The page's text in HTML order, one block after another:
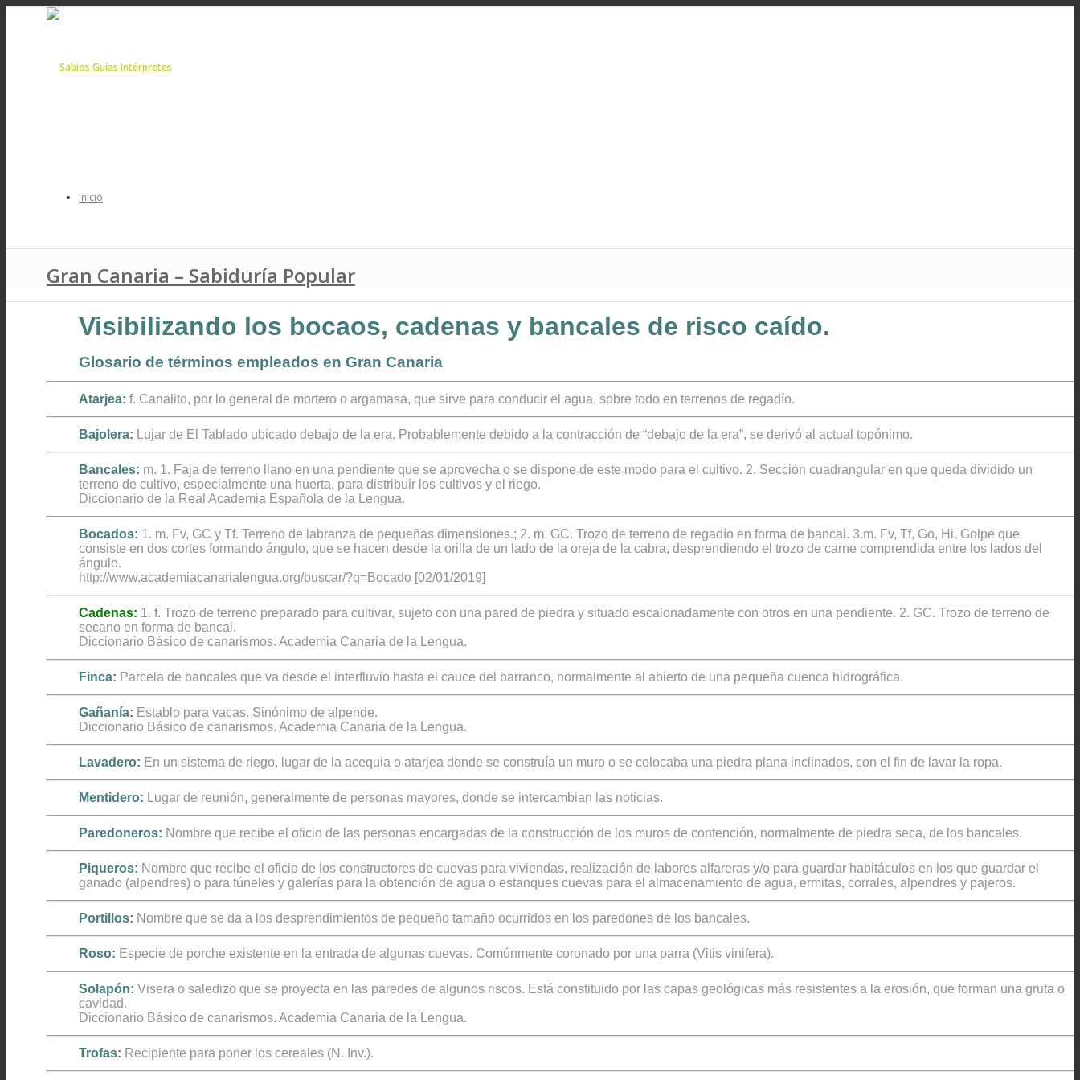
Inicio
Conócenos
Rutas
Primera Guía Insular de Gran Canaria
Guía de Las Palmas de Gran Canaria
Segunda Guía
Primera Guía
Gran Canaria – Sabiduría Popular
Visibilizando los bocaos, cadenas y bancales de risco caído.
Glosario de términos empleados en Gran Canaria
Atarjea: f. Canalito, por lo general de mortero o argamasa, que sirve para conducir el agua, sobre todo en terrenos de regadío.
Bajolera: Lujar de El Tablado ubicado debajo de la era. Probablemente debido a la contracción de “debajo de la era”, se derivó al actual topónimo.
Bancales: m. 1. Faja de terreno llano en una pendiente que se aprovecha o se dispone de este modo para el cultivo. 2. Sección cuadrangular en que queda dividido un
terreno de cultivo, especialmente una huerta, para distribuir los cultivos y el riego.
Diccionario de la Real Academia Española de la Lengua.
Bocados: 1. m. Fv, GC y Tf. Terreno de labranza de pequeñas dimensiones.; 2. m. GC. Trozo de terreno de regadío en forma de bancal. 3.m. Fv, Tf, Go, Hi. Golpe que
consiste en dos cortes formando ángulo, que se hacen desde la orilla de un lado de la oreja de la cabra, desprendiendo el trozo de carne comprendida entre los lados del
ángulo.
http://www.academiacanarialengua.org/buscar/?q=Bocado [02/01/2019]
Cadenas: 1. f. Trozo de terreno preparado para cultivar, sujeto con una pared de piedra y situado escalonadamente con otros en una pendiente. 2. GC. Trozo de terreno de
secano en forma de bancal.
Diccionario Básico de canarismos. Academia Canaria de la Lengua.
Finca: Parcela de bancales que va desde el interfluvio hasta el cauce del barranco, normalmente al abierto de una pequeña cuenca hidrográfica.
Gañanía: Establo para vacas. Sinónimo de alpende.
Diccionario Básico de canarismos. Academia Canaria de la Lengua.
Lavadero: En un sistema de riego, lugar de la acequia o atarjea donde se construía un muro o se colocaba una piedra plana inclinados, con el fin de lavar la ropa.
Mentidero: Lugar de reunión, generalmente de personas mayores, donde se intercambian las noticias.
Paredoneros: Nombre que recibe el oficio de las personas encargadas de la construcción de los muros de contención, normalmente de piedra seca, de los bancales.
Piqueros: Nombre que recibe el oficio de los constructores de cuevas para viviendas, realización de labores alfareras y/o para guardar habitáculos en los que guardar el
ganado (alpendres) o para túneles y galerías para la obtención de agua o estanques cuevas para el almacenamiento de agua, ermitas, corrales, alpendres y pajeros.
Portillos: Nombre que se da a los desprendimientos de pequeño tamaño ocurridos en los paredones de los bancales.
Roso: Especie de porche existente en la entrada de algunas cuevas. Comúnmente coronado por una parra (Vitis vinifera).
Solapón: Visera o saledizo que se proyecta en las paredes de algunos riscos. Está constituido por las capas geológicas más resistentes a la erosión, que forman una gruta o
cavidad.
Diccionario Básico de canarismos. Academia Canaria de la Lengua.
Trofas: Recipiente para poner los cereales (N. Inv.).